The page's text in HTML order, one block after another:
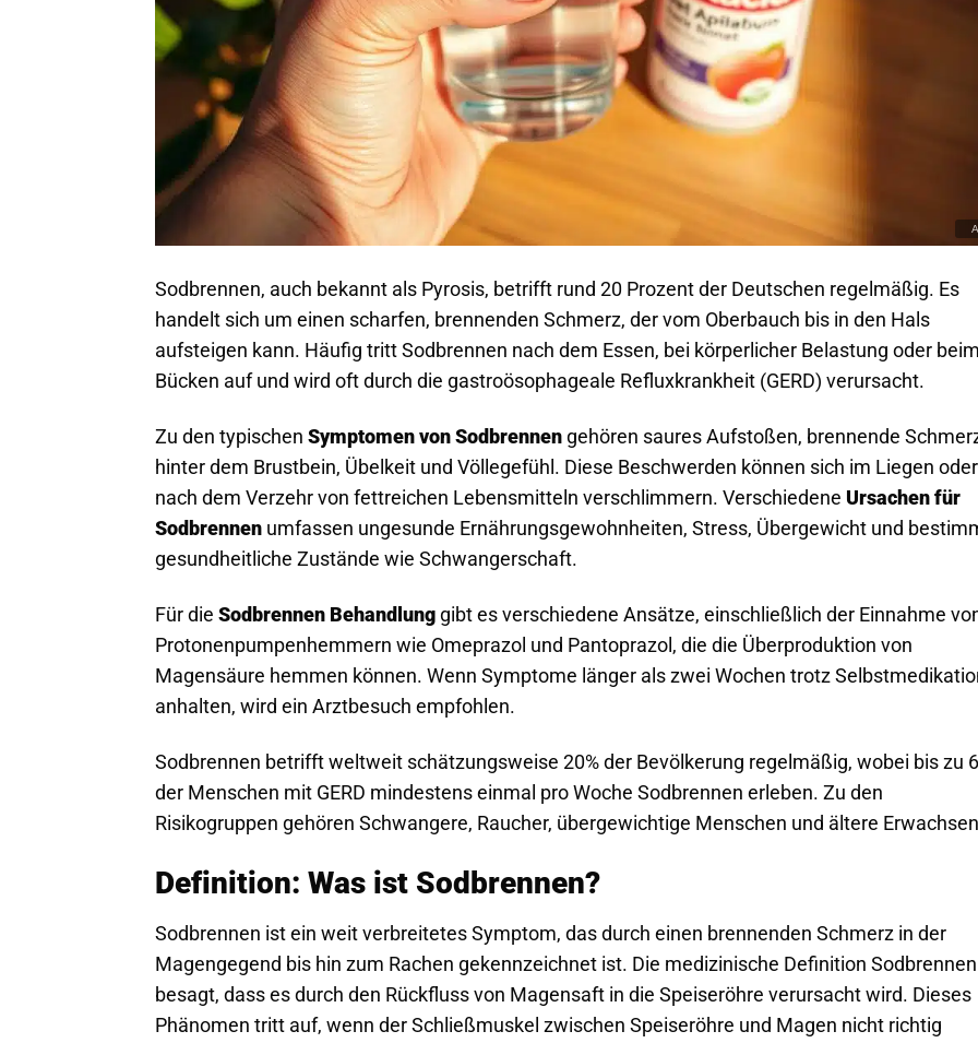
Sodbrennen, auch bekannt als Pyrosis, betrifft rund 20 Prozent der Deutschen regelmäßig. Es
handelt sich um einen scharfen, brennenden Schmerz, der vom Oberbauch bis in den Hals
aufsteigen kann. Häufig tritt Sodbrennen nach dem Essen, bei körperlicher Belastung oder beim
Bücken auf und wird oft durch die gastroösophageale Refluxkrankheit (GERD) verursacht.
Zu den typischen Symptomen von Sodbrennen gehören saures Aufstoßen, brennende
hinter dem Brustbein, Übelkeit und Völlegefühl. Diese Beschwerden können sich im Liegen oder
nach dem Verzehr von fettreichen Lebensmitteln verschlimmern. Verschiedene Ursachen für
Sodbrennen umfassen ungesunde Ernährungsgewohnheiten, Stress, Übergewicht und
gesundheitliche Zustände wie Schwangerschaft.
Für die Sodbrennen Behandlung gibt es verschiedene Ansätze, einschließlich der Einnahme
Protonenpumpenhemmern wie Omeprazol und Pantoprazol, die die Überproduktion von
Magensäure hemmen können. Wenn Symptome länger als zwei Wochen trotz
anhalten, wird ein Arztbesuch empfohlen.
Sodbrennen betrifft weltweit schätzungsweise 20% der Bevölkerung regelmäßig, wobei bis zu
der Menschen mit GERD mindestens einmal pro Woche Sodbrennen erleben. Zu den
Risikogruppen gehören Schwangere, Raucher, übergewichtige Menschen und ältere
Definition: Was ist Sodbrennen?
Sodbrennen ist ein weit verbreitetes Symptom, das durch einen brennenden Schmerz in der
Magengegend bis hin zum Rachen gekennzeichnet ist. Die medizinische Definition Sodbrennen
besagt, dass es durch den Rückfluss von Magensaft in die Speiseröhre verursacht wird. Dieses
Phänomen tritt auf, wenn der Schließmuskel zwischen Speiseröhre und Magen nicht richtig